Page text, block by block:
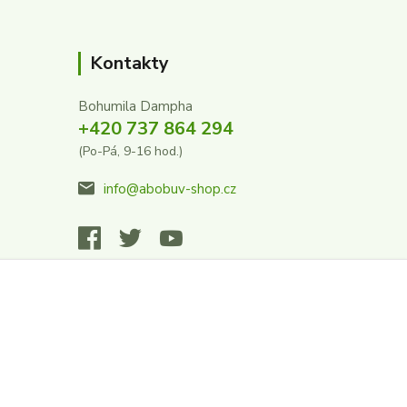
Kontakty
Bohumila Dampha
+420 737 864 294
(Po-Pá, 9-16 hod.)
info@abobuv-shop.cz